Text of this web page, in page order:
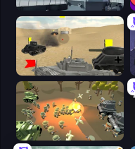
Attack of Duty
Tanks Battlefield: Desert
WW1 Battle Simulator